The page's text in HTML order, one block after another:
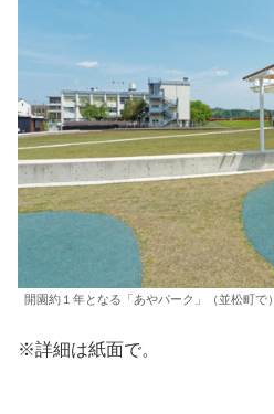
開園約１年となる「あやパーク」（並松町で）
※詳細は紙面で。